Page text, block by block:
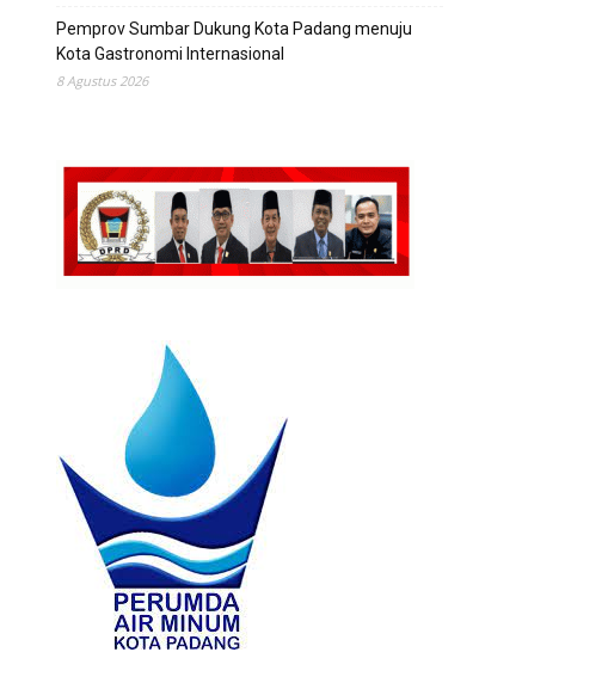
Pemprov Sumbar Dukung Kota Padang menuju
Kota Gastronomi Internasional
8 Agustus 2026